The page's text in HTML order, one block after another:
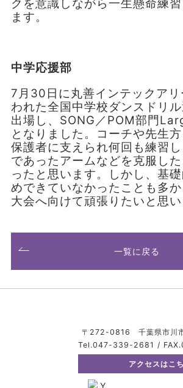
クを意識しながら一生懸命練
ます。
中学応援部
7月30日に丸善インテックア
われた全国中学校ダンスドリ
出場し、SONG／POM部門
となりました。コーチや先生
保護者に支えられ何回も練習
であったアームなどを克服し
ったと思います。しかし、基
めできていなかったことも多
大会へ向けて頑張りたいと思い
一覧に戻る
〒272-0816 千葉県市川
Tel.047-339-2681 /
アクセスはこ